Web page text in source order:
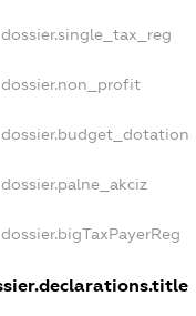
dossier.single_tax_reg
dossier.non_profit
dossier.budget_dotation
dossier.palne_akciz
dossier.bigTaxPayerReg